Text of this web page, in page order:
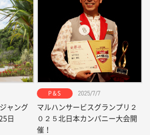
ャング
日
P & S 2025/7/7
マルハンサービスグランプリ２
０２５北日本カンパニー大会開
催！